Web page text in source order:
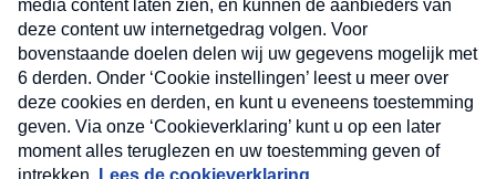
Nieuwsbrief
Neem hier een gratis abonnement op onze
nieuwsbrief. Elke vrijdag- en dinsdagochtend in uw